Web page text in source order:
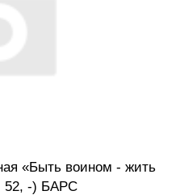
«Быть воином - жить
52, -) БАРС